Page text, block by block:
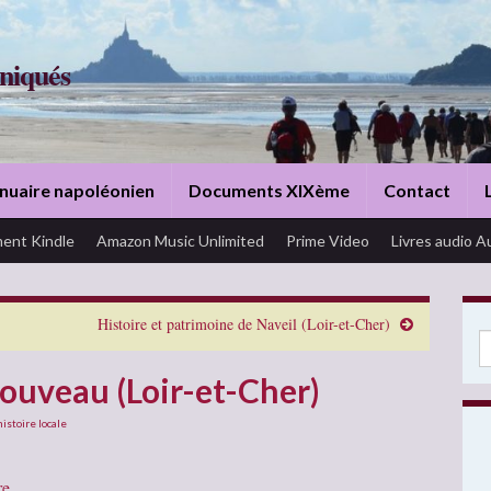
napoléonien Documents XIXème Contact
Kindle Amazon Music Unlimited Prime Video Livres audio
Histoire et patrimoine de Naveil (Loir-et-Cher)
(Loir-et-Cher)
locale